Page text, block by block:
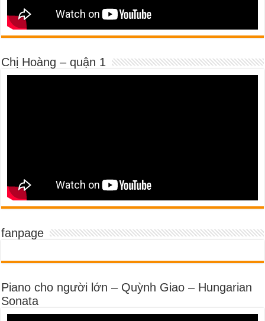
Chị Hoàng – quận 1
fanpage
Piano cho người lớn – Quỳnh Giao – Hungarian
Sonata